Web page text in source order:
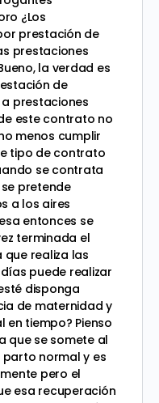
¿Los
prestación de
prestaciones
la verdad es
de
prestaciones
este contrato no
menos cumplir
tipo de contrato
se contrata
pretende
a los aires
entonces se
terminada el
realiza las
días puede realizar
disponga
de maternidad y
tiempo? Pienso
que se somete al
normal y es
pero el
esa recuperación